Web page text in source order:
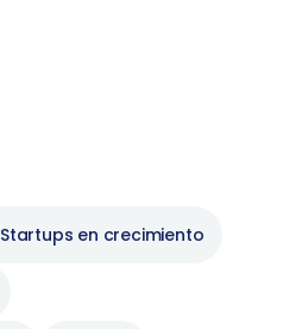
Startups en crecimiento